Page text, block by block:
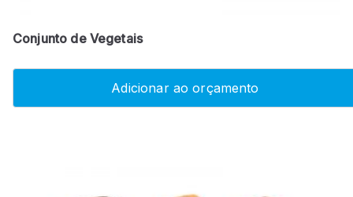
Conjunto de Vegetais
Adicionar ao orçamento